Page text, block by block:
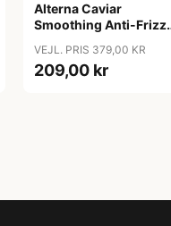
Alterna Caviar
Smoothing Anti-Frizz
VEJL. PRIS 379,00 KR
209,00 kr